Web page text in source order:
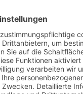
mühelos
So legst du
im Homegrow
im
wirklich